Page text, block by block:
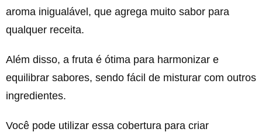
aroma inigualável, que agrega muito sabor para
qualquer receita.
Além disso, a fruta é ótima para harmonizar e
equilibrar sabores, sendo fácil de misturar com outros
ingredientes.
Você pode utilizar essa cobertura para criar